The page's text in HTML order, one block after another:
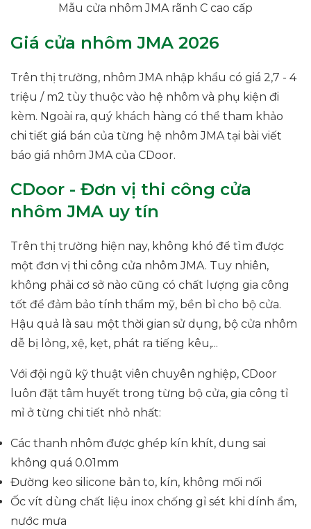
Mẫu cửa nhôm JMA rãnh C cao cấp
Giá cửa nhôm JMA 2026
Trên thị trường, nhôm JMA nhập khẩu có giá 2,7 - 4
triệu / m2 tùy thuộc vào hệ nhôm và phụ kiện đi
kèm. Ngoài ra, quý khách hàng có thể tham khảo
chi tiết giá bán của từng hệ nhôm JMA tại bài viết
báo giá nhôm JMA của CDoor.
CDoor - Đơn vị thi công cửa
nhôm JMA uy tín
Trên thị trường hiện nay, không khó để tìm được
một đơn vị thi công cửa nhôm JMA. Tuy nhiên,
không phải cơ sở nào cũng có chất lượng gia công
tốt để đảm bảo tính thẩm mỹ, bền bỉ cho bộ cửa.
Hậu quả là sau một thời gian sử dụng, bộ cửa nhôm
dễ bị lỏng, xệ, kẹt, phát ra tiếng kêu,...
Với đội ngũ kỹ thuật viên chuyên nghiệp, CDoor
luôn đặt tâm huyết trong từng bộ cửa, gia công tỉ
mỉ ở từng chi tiết nhỏ nhất:
Các thanh nhôm được ghép kín khít, dung sai
không quá 0.01mm
Đường keo silicone bản to, kín, không mối nối
Ốc vít dùng chất liệu inox chống gỉ sét khi dính ẩm,
nước mưa